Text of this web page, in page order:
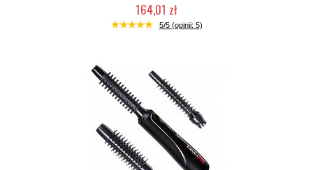
164,01 zł
2-5 dni roboczych
5/5 (opinii: 5)